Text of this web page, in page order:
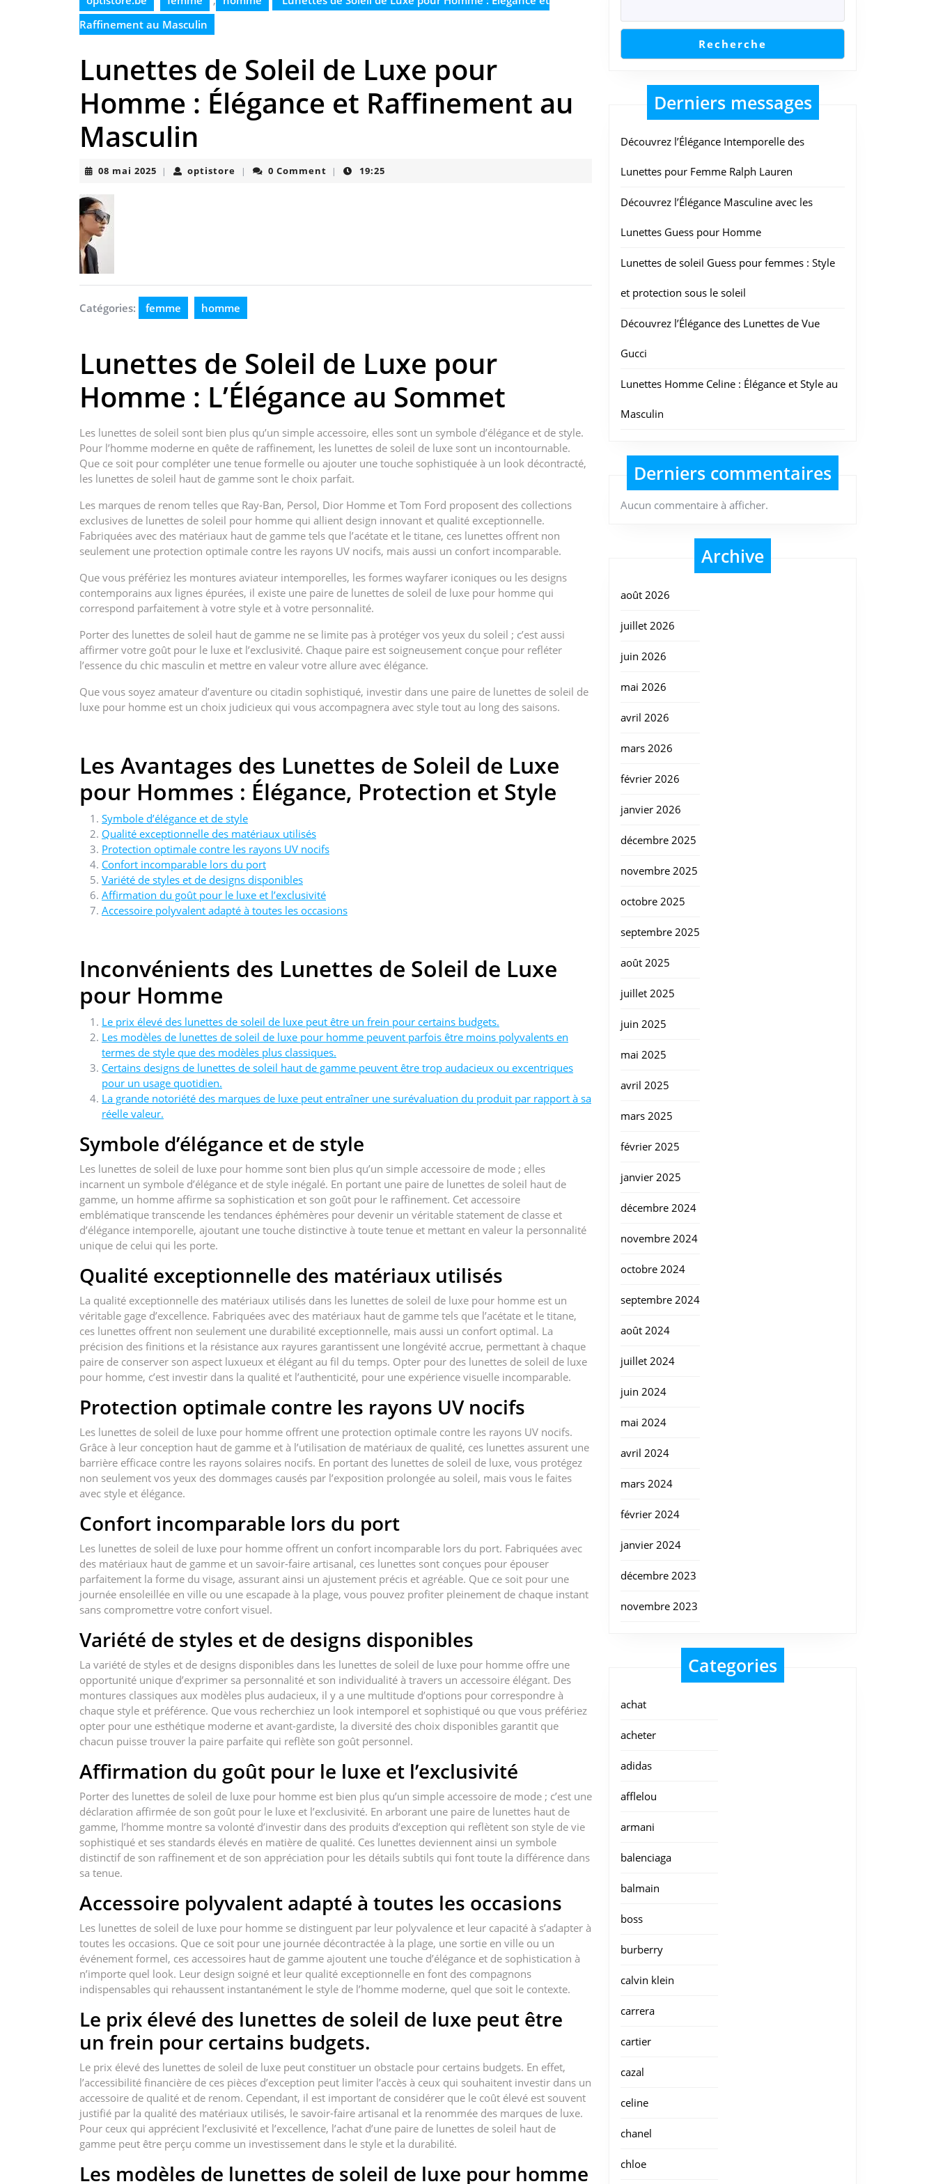
Raffinement au Masculin
Lunettes de Soleil de Luxe pour
Homme : Élégance et Raffinement au
Masculin
08 mai 2025 08| optistore optistore
| 0 Comment | 19:25
Catégories: femme homme
Lunettes de Soleil de Luxe pour
Homme : L’Élégance au Sommet
Les lunettes de soleil sont bien plus qu’un simple accessoire, elles sont un symbole d’élégance et de style.
Pour l’homme moderne en quête de raffinement, les lunettes de soleil de luxe sont un incontournable.
Que ce soit pour compléter une tenue formelle ou ajouter une touche sophistiquée à un look décontracté,
les lunettes de soleil haut de gamme sont le choix parfait.
Les marques de renom telles que Ray-Ban, Persol, Dior Homme et Tom Ford proposent des collections
exclusives de lunettes de soleil pour homme qui allient design innovant et qualité exceptionnelle.
Fabriquées avec des matériaux haut de gamme tels que l’acétate et le titane, ces lunettes offrent non
seulement une protection optimale contre les rayons UV nocifs, mais aussi un confort incomparable.
Que vous préfériez les montures aviateur intemporelles, les formes wayfarer iconiques ou les designs
contemporains aux lignes épurées, il existe une paire de lunettes de soleil de luxe pour homme qui
correspond parfaitement à votre style et à votre personnalité.
Porter des lunettes de soleil haut de gamme ne se limite pas à protéger vos yeux du soleil ; c’est aussi
affirmer votre goût pour le luxe et l’exclusivité. Chaque paire est soigneusement conçue pour refléter
l’essence du chic masculin et mettre en valeur votre allure avec élégance.
Que vous soyez amateur d’aventure ou citadin sophistiqué, investir dans une paire de lunettes de soleil de
luxe pour homme est un choix judicieux qui vous accompagnera avec style tout au long des saisons.
Les Avantages des Lunettes de Soleil de Luxe
pour Hommes : Élégance, Protection et Style
Symbole d’élégance et de style
Qualité exceptionnelle des matériaux utilisés
Protection optimale contre les rayons UV nocifs
Confort incomparable lors du port
Variété de styles et de designs disponibles
Affirmation du goût pour le luxe et l’exclusivité
Accessoire polyvalent adapté à toutes les occasions
Inconvénients des Lunettes de Soleil de Luxe
pour Homme
Le prix élevé des lunettes de soleil de luxe peut être un frein pour certains budgets.
Les modèles de lunettes de soleil de luxe pour homme peuvent parfois être moins polyvalents en
termes de style que des modèles plus classiques.
Certains designs de lunettes de soleil haut de gamme peuvent être trop audacieux ou excentriques
pour un usage quotidien.
La grande notoriété des marques de luxe peut entraîner une surévaluation du produit par rapport à sa
réelle valeur.
Symbole d’élégance et de style
Les lunettes de soleil de luxe pour homme sont bien plus qu’un simple accessoire de mode ; elles
incarnent un symbole d’élégance et de style inégalé. En portant une paire de lunettes de soleil haut de
gamme, un homme affirme sa sophistication et son goût pour le raffinement. Cet accessoire
emblématique transcende les tendances éphémères pour devenir un véritable statement de classe et
d’élégance intemporelle, ajoutant une touche distinctive à toute tenue et mettant en valeur la personnalité
unique de celui qui les porte.
Qualité exceptionnelle des matériaux utilisés
La qualité exceptionnelle des matériaux utilisés dans les lunettes de soleil de luxe pour homme est un
véritable gage d’excellence. Fabriquées avec des matériaux haut de gamme tels que l’acétate et le titane,
ces lunettes offrent non seulement une durabilité exceptionnelle, mais aussi un confort optimal. La
précision des finitions et la résistance aux rayures garantissent une longévité accrue, permettant à chaque
paire de conserver son aspect luxueux et élégant au fil du temps. Opter pour des lunettes de soleil de luxe
pour homme, c’est investir dans la qualité et l’authenticité, pour une expérience visuelle incomparable.
Protection optimale contre les rayons UV nocifs
Les lunettes de soleil de luxe pour homme offrent une protection optimale contre les rayons UV nocifs.
Grâce à leur conception haut de gamme et à l’utilisation de matériaux de qualité, ces lunettes assurent une
barrière efficace contre les rayons solaires nocifs. En portant des lunettes de soleil de luxe, vous protégez
non seulement vos yeux des dommages causés par l’exposition prolongée au soleil, mais vous le faites
avec style et élégance.
Confort incomparable lors du port
Les lunettes de soleil de luxe pour homme offrent un confort incomparable lors du port. Fabriquées avec
des matériaux haut de gamme et un savoir-faire artisanal, ces lunettes sont conçues pour épouser
parfaitement la forme du visage, assurant ainsi un ajustement précis et agréable. Que ce soit pour une
journée ensoleillée en ville ou une escapade à la plage, vous pouvez profiter pleinement de chaque instant
sans compromettre votre confort visuel.
Variété de styles et de designs disponibles
La variété de styles et de designs disponibles dans les lunettes de soleil de luxe pour homme offre une
opportunité unique d’exprimer sa personnalité et son individualité à travers un accessoire élégant. Des
montures classiques aux modèles plus audacieux, il y a une multitude d’options pour correspondre à
chaque style et préférence. Que vous recherchiez un look intemporel et sophistiqué ou que vous préfériez
opter pour une esthétique moderne et avant-gardiste, la diversité des choix disponibles garantit que
chacun puisse trouver la paire parfaite qui reflète son goût personnel.
Affirmation du goût pour le luxe et l’exclusivité
Porter des lunettes de soleil de luxe pour homme est bien plus qu’un simple accessoire de mode ; c’est une
déclaration affirmée de son goût pour le luxe et l’exclusivité. En arborant une paire de lunettes haut de
gamme, l’homme montre sa volonté d’investir dans des produits d’exception qui reflètent son style de vie
sophistiqué et ses standards élevés en matière de qualité. Ces lunettes deviennent ainsi un symbole
distinctif de son raffinement et de son appréciation pour les détails subtils qui font toute la différence dans
sa tenue.
Accessoire polyvalent adapté à toutes les occasions
Les lunettes de soleil de luxe pour homme se distinguent par leur polyvalence et leur capacité à s’adapter à
toutes les occasions. Que ce soit pour une journée décontractée à la plage, une sortie en ville ou un
événement formel, ces accessoires haut de gamme ajoutent une touche d’élégance et de sophistication à
n’importe quel look. Leur design soigné et leur qualité exceptionnelle en font des compagnons
indispensables qui rehaussent instantanément le style de l’homme moderne, quel que soit le contexte.
Le prix élevé des lunettes de soleil de luxe peut être
un frein pour certains budgets.
Le prix élevé des lunettes de soleil de luxe peut constituer un obstacle pour certains budgets. En effet,
l’accessibilité financière de ces pièces d’exception peut limiter l’accès à ceux qui souhaitent investir dans un
accessoire de qualité et de renom. Cependant, il est important de considérer que le coût élevé est souvent
justifié par la qualité des matériaux utilisés, le savoir-faire artisanal et la renommée des marques de luxe.
Pour ceux qui apprécient l’exclusivité et l’excellence, l’achat d’une paire de lunettes de soleil haut de
gamme peut être perçu comme un investissement dans le style et la durabilité.
Les modèles de lunettes de soleil de luxe pour homme
Recherche
Derniers messages
Découvrez l’Élégance Intemporelle des
Lunettes pour Femme Ralph Lauren
Découvrez l’Élégance Masculine avec les
Lunettes Guess pour Homme
Lunettes de soleil Guess pour femmes : Style
et protection sous le soleil
Découvrez l’Élégance des Lunettes de Vue
Gucci
Lunettes Homme Celine : Élégance et Style au
Masculin
Derniers commentaires
Aucun commentaire à afficher.
Archive
août 2026
juillet 2026
juin 2026
mai 2026
avril 2026
mars 2026
février 2026
janvier 2026
décembre 2025
novembre 2025
octobre 2025
septembre 2025
août 2025
juillet 2025
juin 2025
mai 2025
avril 2025
mars 2025
février 2025
janvier 2025
décembre 2024
novembre 2024
octobre 2024
septembre 2024
août 2024
juillet 2024
juin 2024
mai 2024
avril 2024
mars 2024
février 2024
janvier 2024
décembre 2023
novembre 2023
Categories
achat
acheter
adidas
afflelou
armani
balenciaga
balmain
boss
burberry
calvin klein
carrera
cartier
cazal
celine
chanel
chloe